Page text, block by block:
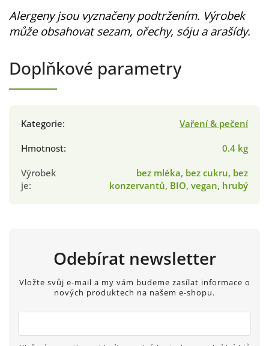
Alergeny jsou vyznačeny podtržením. Výrobek
může obsahovat sezam, ořechy, sóju a arašídy.
Doplňkové parametry
Kategorie:
Vaření & pečení
Hmotnost:
0.4 kg
Výrobek
je:
bez mléka, bez cukru, bez
konzervantů, BIO, vegan, hrubý
Odebírat newsletter
Vložte svůj e-mail a my vám budeme zasílat informace o
nových produktech na našem e-shopu.